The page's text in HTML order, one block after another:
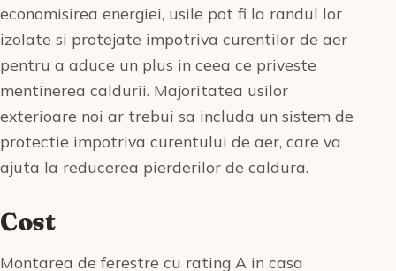
economisirea energiei, usile pot fi la randul lor
izolate si protejate impotriva curentilor de aer
pentru a aduce un plus in ceea ce priveste
mentinerea caldurii. Majoritatea usilor
exterioare noi ar trebui sa includa un sistem de
protectie impotriva curentului de aer, care va
ajuta la reducerea pierderilor de caldura.
Cost
Montarea de ferestre cu rating A in casa